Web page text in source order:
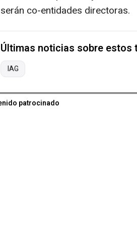
serán co-entidades directoras.
Últimas noticias sobre estos
IAG
patrocinado